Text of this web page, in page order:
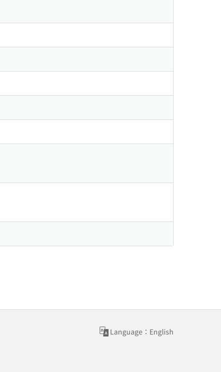
Language：English